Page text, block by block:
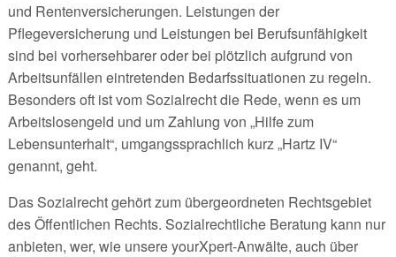
und Rentenversicherungen. Leistungen der
Pflegeversicherung und Leistungen bei Berufsunfähigkeit
sind bei vorhersehbarer oder bei plötzlich aufgrund von
Arbeitsunfällen eintretenden Bedarfssituationen zu regeln.
Besonders oft ist vom Sozialrecht die Rede, wenn es um
Arbeitslosengeld und um Zahlung von „Hilfe zum
Lebensunterhalt“, umgangssprachlich kurz „Hartz IV“
genannt, geht.
Das Sozialrecht gehört zum übergeordneten Rechtsgebiet
des Öffentlichen Rechts. Sozialrechtliche Beratung kann nur
anbieten, wer, wie unsere yourXpert-Anwälte, auch über